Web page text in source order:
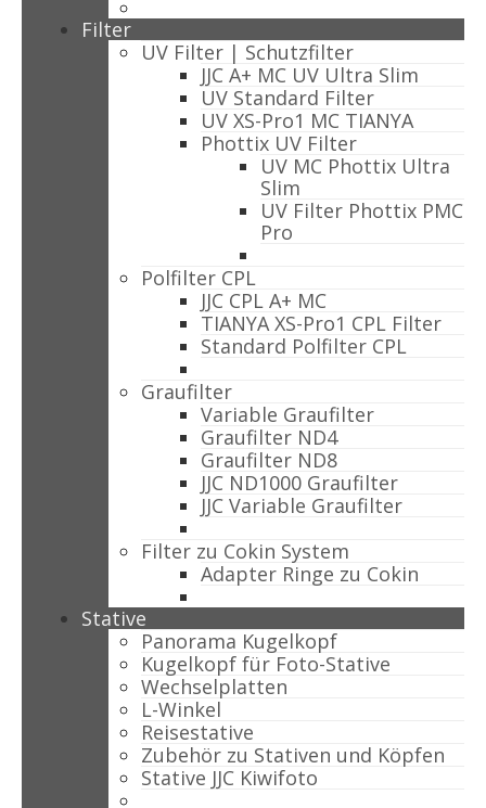
Filter
UV Filter | Schutzfilter
JJC A+ MC UV Ultra Slim
UV Standard Filter
UV XS-Pro1 MC TIANYA
Phottix UV Filter
UV MC Phottix Ultra
Slim
UV Filter Phottix PMC
Pro
Polfilter CPL
JJC CPL A+ MC
TIANYA XS-Pro1 CPL Filter
Standard Polfilter CPL
Graufilter
Variable Graufilter
Graufilter ND4
Graufilter ND8
JJC ND1000 Graufilter
JJC Variable Graufilter
Filter zu Cokin System
Adapter Ringe zu Cokin
Stative
Panorama Kugelkopf
Kugelkopf für Foto-Stative
Wechselplatten
L-Winkel
Reisestative
Zubehör zu Stativen und Köpfen
Stative JJC Kiwifoto